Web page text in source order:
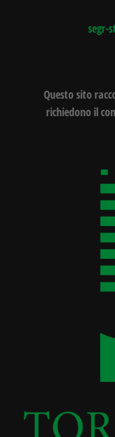
segr-
Questo sito
richiedono il